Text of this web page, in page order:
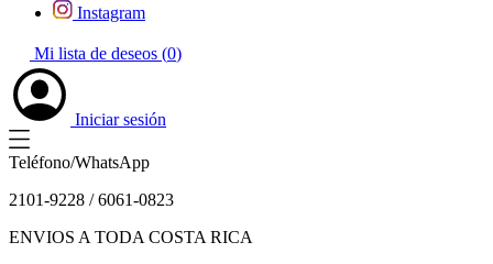
Instagram
Mi lista de deseos (0)
Iniciar sesión
Teléfono/WhatsApp
2101-9228 / 6061-0823
ENVIOS A TODA COSTA RICA